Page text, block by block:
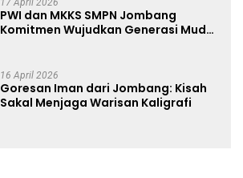
PWI dan MKKS SMPN Jombang
Komitmen Wujudkan Generasi Muda
16 April 2026
Goresan Iman dari Jombang: Kisah
Sakal Menjaga Warisan Kaligrafi